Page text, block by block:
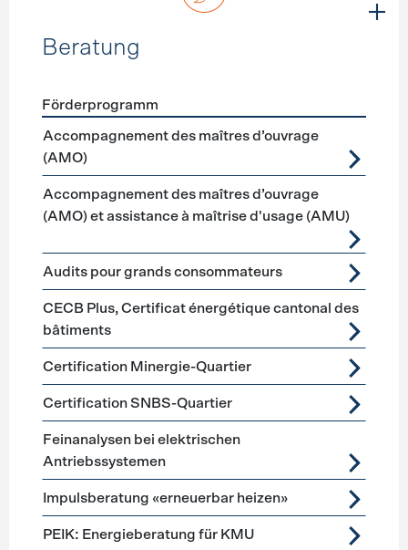
Beratung
Förderprogramme Beratung
Förderprogramm
Accompagnement des maîtres d’ouvrage
(AMO)
Accompagnement des maîtres d’ouvrage
(AMO) et assistance à maîtrise d'usage (AMU)
Audits pour grands consommateurs
CECB Plus, Certificat énergétique cantonal des
bâtiments
Certification Minergie-Quartier
Certification SNBS-Quartier
Feinanalysen bei elektrischen
Antriebssystemen
Impulsberatung «erneuerbar heizen»
PEIK: Energieberatung für KMU